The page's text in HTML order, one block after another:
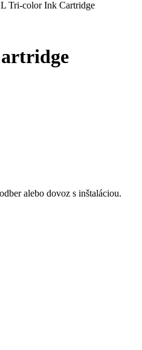
Tri-color Ink Cartridge
alebo dovoz s inštaláciou.